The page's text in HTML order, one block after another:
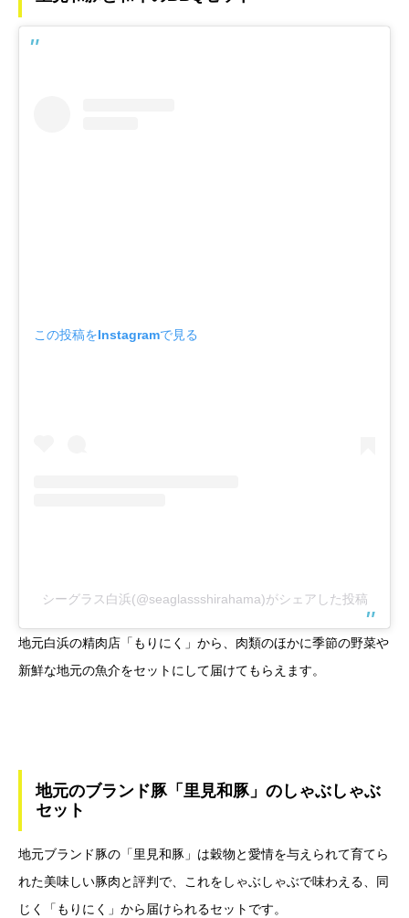
この投稿をInstagramで見る
シーグラス白浜(@seaglassshirahama)がシェアした投稿
地元白浜の精肉店「もりにく」から、肉類のほかに季節の野菜や
新鮮な地元の魚介をセットにして届けてもらえます。
地元のブランド豚「里見和豚」のしゃぶしゃぶ
セット
地元ブランド豚の「里見和豚」は穀物と愛情を与えられて育てら
れた美味しい豚肉と評判で、これをしゃぶしゃぶで味わえる、同
じく「もりにく」から届けられるセットです。